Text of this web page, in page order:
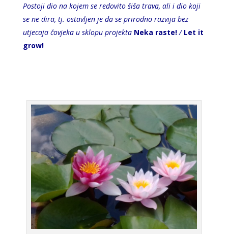
Postoji dio na kojem se redovito šiša trava, ali i dio koji
se ne dira, tj. ostavljen je da se prirodno razvija bez
utjecaja čovjeka u sklopu projekta Neka raste!/ Let it
grow!